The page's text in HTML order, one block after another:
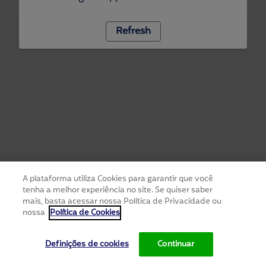
Refresh
A plataforma utiliza Cookies para garantir que você
tenha a melhor experiência no site. Se quiser saber
mais, basta acessar nossa Política de Privacidade ou
nossa Política de Cookies
Definições de cookies Continuar